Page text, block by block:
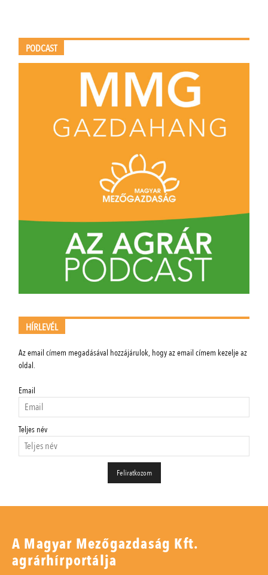
PODCAST
HÍRLEVÉL
Az email címem megadásával hozzájárulok, hogy az email címem kezelje az
oldal.
Email
Teljes név
A Magyar Mezőgazdaság Kft.
agrárhírportálja